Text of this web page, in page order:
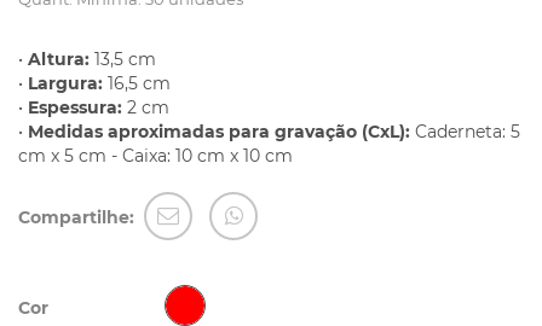
• Altura: 13,5 cm
• Largura: 16,5 cm
• Espessura: 2 cm
• Medidas aproximadas para gravação (CxL): Caderneta: 5
cm x 5 cm - Caixa: 10 cm x 10 cm
Compartilhe:
Cor